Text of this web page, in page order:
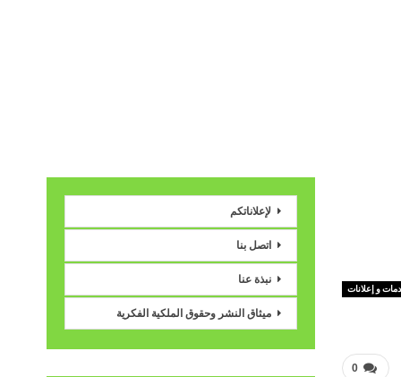
و إعلانات
0
لإعلاناتكم
اتصل بنا
نبذة عنا
ميثاق النشر وحقوق الملكية الفكرية